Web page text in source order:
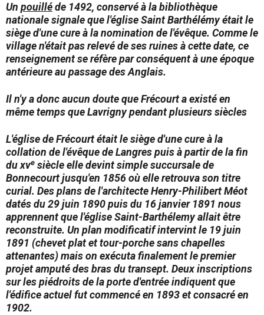
Un pouilléde 1492, conservé à la bibliothèque
nationale signale que l'église Saint Barthélémy était le
siège d'une cure à la nomination de l'évêque. Comme le
village n'était pas relevé de ses ruines à cette date, ce
renseignement se réfère par conséquent à une époque
antérieure au passage des Anglais.
Il n'y a donc aucun doute que Frécourt a existé en
même temps que Lavrigny pendant plusieurs siècles
L'église de Frécourt était le siège d'une cure à la
collation de l'évêque de Langres puis à partir de la fin
duxve siècle elle devint simple succursale de
Bonnecourt jusqu'en 1856 où elle retrouva son titre
curial. Des plans de l'architecte Henry-Philibert Méot
datés du 29 juin 1890 puis du 16 janvier 1891 nous
apprennent que l'église Saint-Barthélemy allait être
reconstruite. Un plan modificatif intervint le 19 juin
1891 (chevet plat et tour-porche sans chapelles
attenantes) mais on exécuta finalement le premier
projet amputé des bras du transept. Deux inscriptions
sur les piédroits de la porte d'entrée indiquent que
l'édifice actuel fut commencé en 1893 et consacré en
1902.